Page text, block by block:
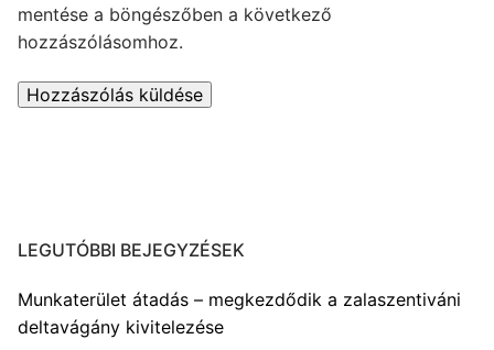
mentése a böngészőben a következő
hozzászólásomhoz.
LEGUTÓBBI BEJEGYZÉSEK
Munkaterület átadás – megkezdődik a zalaszentiváni
deltavágány kivitelezése